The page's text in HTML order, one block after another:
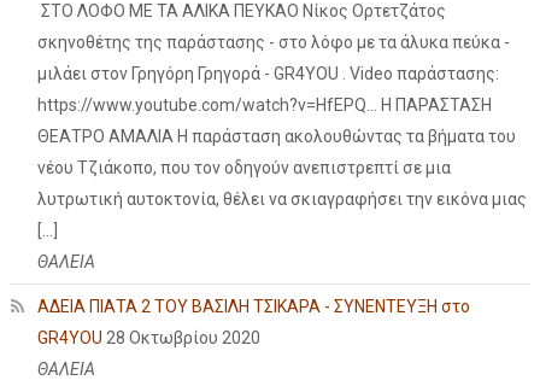
ΣΤΟ ΛΟΦΟ ΜΕ ΤΑ ΑΛΙΚΑ ΠΕΥΚΑΟ Νίκος Ορτετζάτος
σκηνοθέτης της παράστασης - στο λόφο με τα άλυκα πεύκα -
μιλάει στον Γρηγόρη Γρηγορά - GR4YOU . Video παράστασης:
https://www.youtube.com/watch?v=HfEPQ... Η ΠΑΡΑΣΤΑΣΗ
ΘΕΑΤΡΟ ΑΜΑΛΙΑ Η παράσταση ακολουθώντας τα βήματα του
νέου Τζιάκοπο, που τον οδηγούν ανεπιστρεπτί σε μια
λυτρωτική αυτοκτονία, θέλει να σκιαγραφήσει την εικόνα μιας
[…]
ΘΑΛΕΙΑ
ΑΔΕΙΑ ΠΙΑΤΑ 2 ΤΟΥ ΒΑΣΙΛΗ ΤΣΙΚΑΡΑ - ΣΥΝΕΝΤΕΥΞΗ στο
GR4YOU 28 Οκτωβρίου 2020
ΘΑΛΕΙΑ